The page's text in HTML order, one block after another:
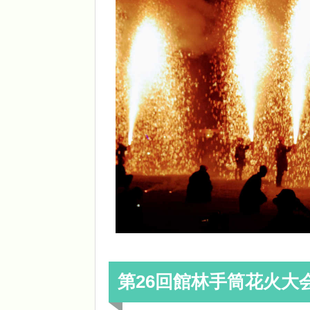
第26回館林手筒花火大